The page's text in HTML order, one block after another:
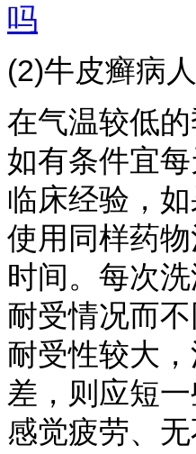
吗
(2)牛皮癣病
在气温较低
如有条件宜
临床经验，
使用同样药
时间。每次
耐受情况而
耐受性较大
差，则应短
感觉疲劳、无